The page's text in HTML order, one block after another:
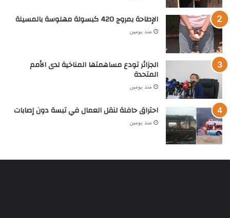
الإطاحة بمروج 420 كبسولة مهلوسة بالمسيلة
منذ يومين
الجزائر تودع مساهمتها المناخية لدى الأمم
المتحدة
منذ يومين
احتراق حافلة لنقل العمال في تبسة دون إصابات
منذ يومين